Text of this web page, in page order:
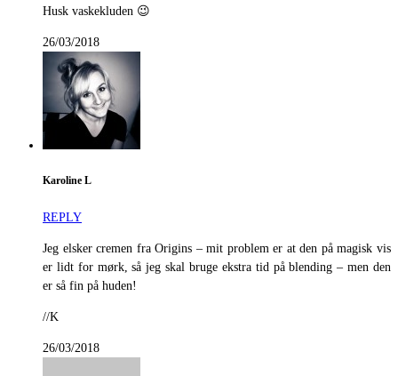
Husk vaskekluden 😉
26/03/2018
Karoline L
REPLY
Jeg elsker cremen fra Origins – mit problem er at den på magisk vis
er lidt for mørk, så jeg skal bruge ekstra tid på blending – men den
er så fin på huden!
//K
26/03/2018